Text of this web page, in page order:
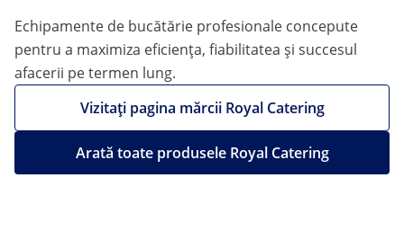
Echipamente de bucătărie profesionale concepute
pentru a maximiza eficiența, fiabilitatea și succesul
afacerii pe termen lung.
Vizitați pagina mărcii Royal Catering
Arată toate produsele Royal Catering